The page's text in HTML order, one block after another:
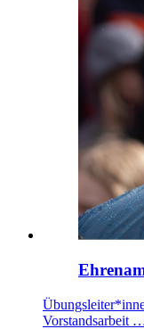
Vorstandsarbeit